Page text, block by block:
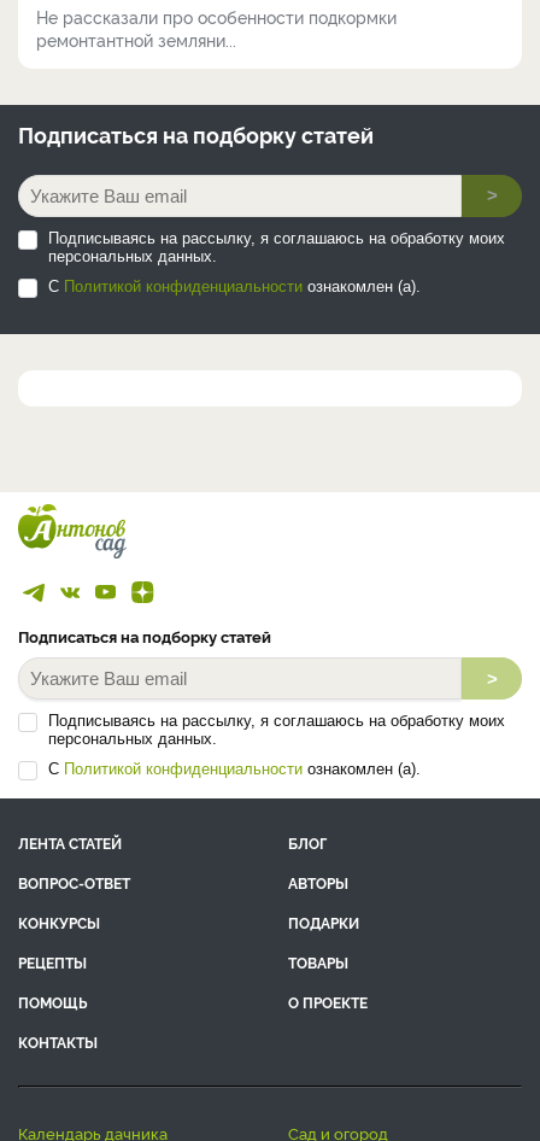
Не рассказали про особенности подкормки
ремонтантной земляни...
Подписаться на подборку статей
>
Подписываясь на рассылку, я соглашаюсь на обработку моих
персональных данных.
С Политикой конфиденциальности ознакомлен (а).
Подписаться на подборку статей
>
Подписываясь на рассылку, я соглашаюсь на обработку моих
персональных данных.
С Политикой конфиденциальности ознакомлен (а).
ЛЕНТА СТАТЕЙ
БЛОГ
ВОПРОС-ОТВЕТ
АВТОРЫ
КОНКУРСЫ
ПОДАРКИ
РЕЦЕПТЫ
ТОВАРЫ
ПОМОЩЬ
О ПРОЕКТЕ
КОНТАКТЫ
календарь дачника сад и огород